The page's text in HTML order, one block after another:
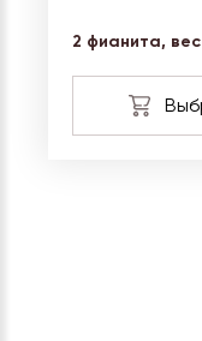
2 фианита, вес